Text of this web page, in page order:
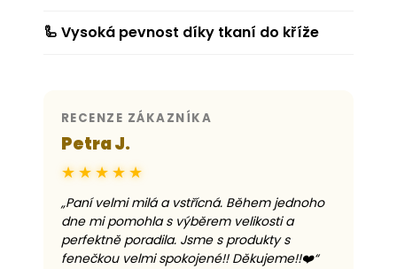
🦾 Vysoká pevnost díky tkaní do kříže
RECENZE ZÁKAZNÍKA
Petra J.
★★★★★
„Paní velmi milá a vstřícná. Během jednoho
dne mi pomohla s výběrem velikosti a
perfektně poradila. Jsme s produkty s
fenečkou velmi spokojené!! Děkujeme!!❤️“